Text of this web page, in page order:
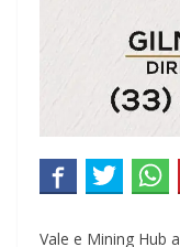
Vale e Mining Hub